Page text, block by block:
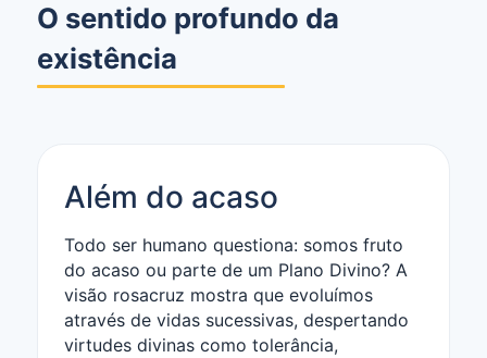
O sentido profundo da
existência
Além do acaso
Todo ser humano questiona: somos fruto
do acaso ou parte de um Plano Divino? A
visão rosacruz mostra que evoluímos
através de vidas sucessivas, despertando
virtudes divinas como tolerância,